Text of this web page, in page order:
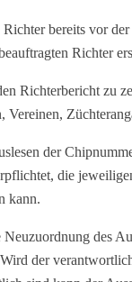
bereits vor
Richter
Richterbericht zu
der
die
kann.
des
der